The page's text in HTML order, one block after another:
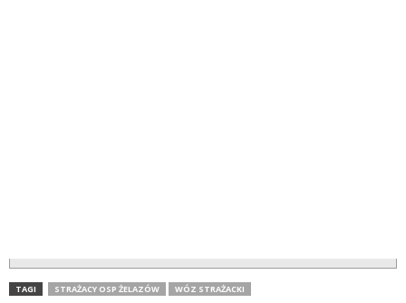
TAGI STRAŻACY OSP ŻELAZÓW WÓZ STRAŻACKI